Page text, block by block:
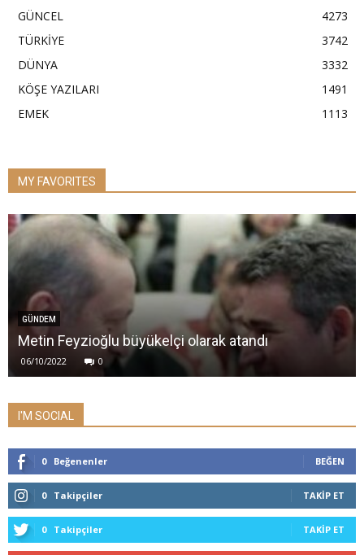
GÜNCEL
4273
TÜRKİYE
3742
DÜNYA
3332
KÖŞE YAZILARI
1491
EMEK
1113
MY FAVORITES
GÜNDEM
Metin Feyzioğlu büyükelçi olarak atandı
06/10/2022 0
I'M SOCIAL
0 Beğenenler BEĞEN
0 Takipçiler TAKIP ET
0 Takipçiler TAKIP ET